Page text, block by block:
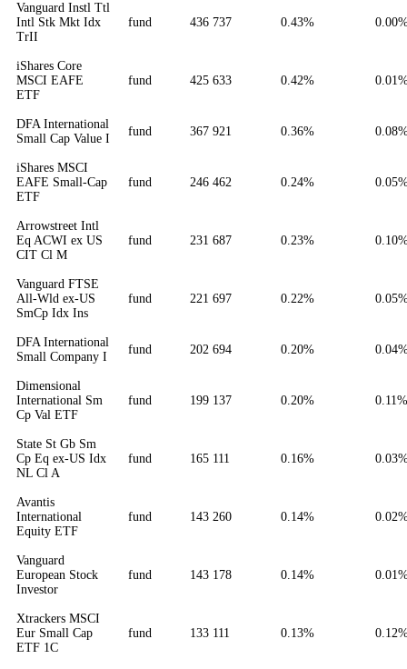
Vanguard Instl Ttl
Intl Stk Mkt Idx
TrII
fund 436 737 0.43%
iShares Core
MSCI EAFE
ETF
fund 425 633 0.42%
DFA International
Small Cap Value I
fund 367 921 0.36%
iShares MSCI
EAFE Small-Cap
ETF
fund 246 462 0.24%
Arrowstreet Intl
Eq ACWI ex US
CIT Cl M
fund 231 687 0.23%
Vanguard FTSE
All-Wld ex-US
SmCp Idx Ins
fund 221 697 0.22%
DFA International
Small Company I
fund 202 694 0.20%
Dimensional
International Sm
Cp Val ETF
fund 199 137 0.20% 0.11%
State St Gb Sm
Cp Eq ex-US Idx
NL Cl A
fund 165 111 0.16%
Avantis
International
Equity ETF
fund 143 260 0.14%
Vanguard
European Stock
Investor
fund 143 178 0.14%
Xtrackers MSCI
Eur Small Cap
ETF 1C
fund 133 111 0.13%